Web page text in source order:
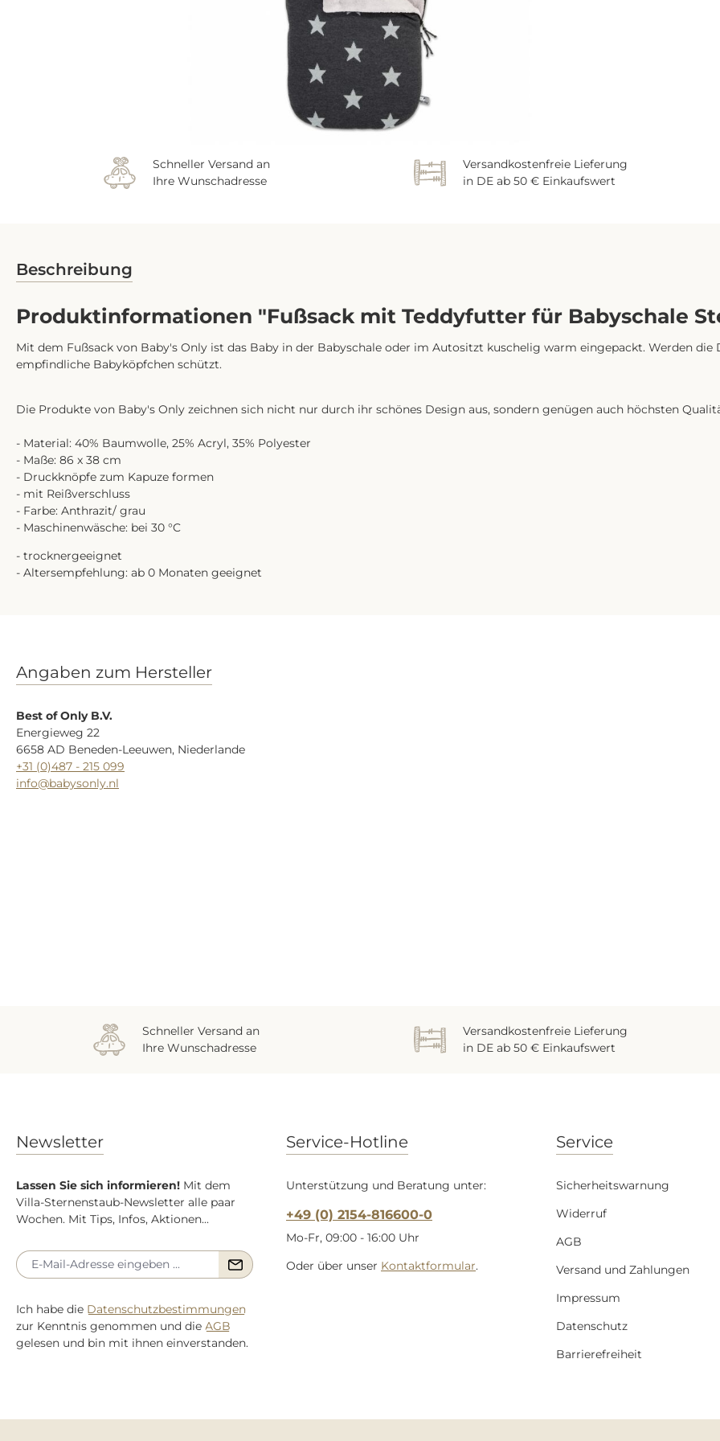
Schneller Versand an
Ihre Wunschadresse
Versandkostenfreie Lieferung
in DE ab 50 € Einkaufswert
Beschreibung
Produktinformationen "Fußsack mit Teddyfutter für Babyschale
Mit dem Fußsack von Baby's Only ist das Baby in der Babyschale oder im Autositzt kuschelig warm eingepackt. Werden die
empfindliche Babyköpfchen schützt.
Die Produkte von Baby's Only zeichnen sich nicht nur durch ihr schönes Design aus, sondern genügen auch höchsten
- Material: 40% Baumwolle, 25% Acryl, 35% Polyester
- Maße: 86 x 38 cm
- Druckknöpfe zum Kapuze formen
- mit Reißverschluss
- Farbe: Anthrazit/ grau
- Maschinenwäsche: bei 30 °C
- trocknergeeignet
- Altersempfehlung: ab 0 Monaten geeignet
Angaben zum Hersteller
Best of Only B.V.
Energieweg 22
6658 AD Beneden-Leeuwen, Niederlande
+31 (0)487 - 215 099
info@babysonly.nl
Schneller Versand an
Ihre Wunschadresse
Versandkostenfreie Lieferung
in DE ab 50 € Einkaufswert
Newsletter
Lassen Sie sich informieren! Mit dem
Villa-Sternenstaub-Newsletter alle paar
Wochen. Mit Tips, Infos, Aktionen...
Ich habe die Datenschutzbestimmungen
zur Kenntnis genommen und die AGB
gelesen und bin mit ihnen einverstanden.
Service-Hotline
Unterstützung und Beratung unter:
+49 (0) 2154-816600-0
Mo-Fr, 09:00 - 16:00 Uhr
Oder über unser Kontaktformular.
Service
Sicherheitswarnung
Widerruf
AGB
Versand und Zahlungen
Impressum
Datenschutz
Barrierefreiheit